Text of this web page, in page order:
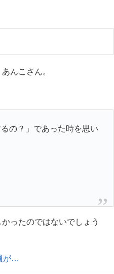
んこさん。
の？」であった時を思い
ったのではないでしょう
が…